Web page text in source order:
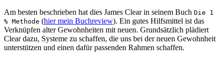
Am besten beschrieben hat dies James Clear in seinem Buch Die 1
% Methode (hier mein Buchreview). Ein gutes Hilfsmittel ist das
Verknüpfen alter Gewohnheiten mit neuen. Grundsätzlich plädiert
Clear dazu, Systeme zu schaffen, die uns bei der neuen Gewohnheit
unterstützen und einen dafür passenden Rahmen schaffen.